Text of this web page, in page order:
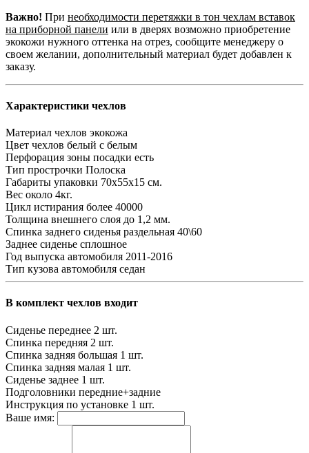
Важно! При необходимости перетяжки в тон чехлам вставок
на приборной панели или в дверях возможно приобретение
экокожи нужного оттенка на отрез, сообщите менеджеру о
своем желании, дополнительный материал будет добавлен к
заказу.
Характеристики чехлов
Материал чехлов экокожа
Цвет чехлов белый с белым
Перфорация зоны посадки есть
Тип прострочки Полоска
Габариты упаковки 70х55х15 см.
Вес около 4кг.
Цикл истирания более 40000
Толщина внешнего слоя до 1,2 мм.
Спинка заднего сиденья раздельная 40\60
Заднее сиденье сплошное
Год выпуска автомобиля 2011-2016
Тип кузова автомобиля седан
В комплект чехлов входит
Сиденье переднее 2 шт.
Спинка передняя 2 шт.
Спинка задняя большая 1 шт.
Спинка задняя малая 1 шт.
Сиденье заднее 1 шт.
Подголовники передние+задние
Инструкция по установке 1 шт.
Ваше имя: